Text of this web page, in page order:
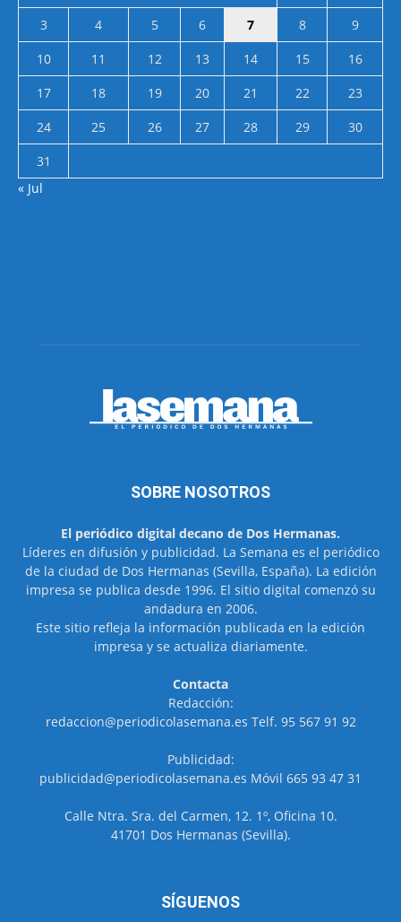
3
4 5 6 7 8
9
10
11 12 13 14 15
16
17
18 19 20 21 22
23
24
25 26 27 28 29
30
31
« Jul
SOBRE NOSOTROS
El periódico digital decano de Dos Hermanas.
Líderes en difusión y publicidad. La Semana es el periódico
de la ciudad de Dos Hermanas (Sevilla, España). La edición
impresa se publica desde 1996. El sitio digital comenzó su
andadura en 2006.
Este sitio refleja la información publicada en la edición
impresa y se actualiza diariamente.
Contacta
Redacción:
redaccion@periodicolasemana.es Telf. 95 567 91 92
Publicidad:
publicidad@periodicolasemana.es Móvil 665 93 47 31
Calle Ntra. Sra. del Carmen, 12. 1º, Oficina 10.
41701 Dos Hermanas (Sevilla).
SÍGUENOS